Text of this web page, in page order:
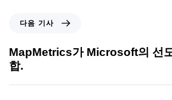
다음 기사
MapMetrics가 Microsoft의 선
합.